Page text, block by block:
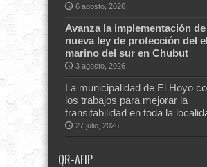
6 agosto, 2026
Avanza la implementación
nueva ley de protección del
marino del sur en Chubut
3 agosto, 2026
La municipalidad de El Hoyo
los trabajos para mejorar la
transitabilidad en toda la
27 julio, 2026
QR-AFIP